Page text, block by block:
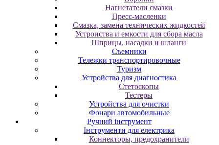
Нагнетатели смазки
Пресс-масленки
Смазка, замена технических жидкостей
Устроиства и емкости для сбора масла
Шприцы, насадки и шланги
Съемники
Тележки транспортировочные
Туризм
Устройства для диагностика
Стетоскопы
Тестеры
Устройства для очистки
Фонари автомобильные
Ручний інструмент
Інструменти для електрика
Коннекторы, предохранители